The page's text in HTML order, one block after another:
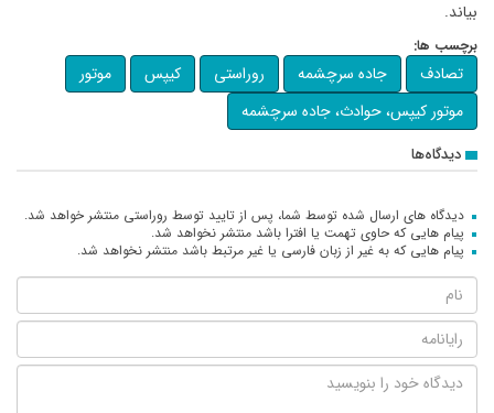
بیاند.
برچسب ها:
تصادف جاده سرچشمه روراستی کیپس
موتور
موتور کیپس، حوادث، جاده سرچشمه
دیدگاه‌ها
دیدگاه های ارسال شده توسط شما، پس از تایید توسط روراستی منتشر خواهد شد.
پیام هایی که حاوی تهمت یا افترا باشد منتشر نخواهد شد.
پیام هایی که به غیر از زبان فارسی یا غیر مرتبط باشد منتشر نخواهد شد.